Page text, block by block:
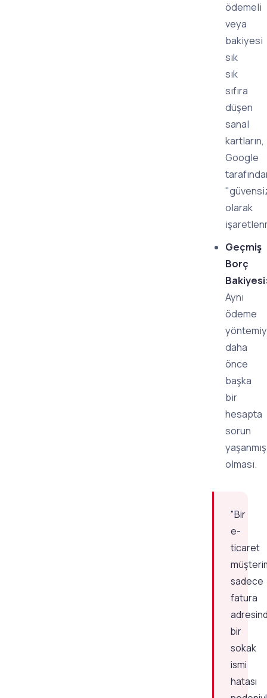
ödemeli
veya
bakiyesi
sık
sık
sıfıra
düşen
sanal
kartların,
Google
olarak
Geçmiş
Borç
Aynı
ödeme
daha
önce
başka
bir
hesapta
sorun
yaşanmış
olması.
"Bir
e-
ticaret
sadece
fatura
bir
sokak
ismi
hatası